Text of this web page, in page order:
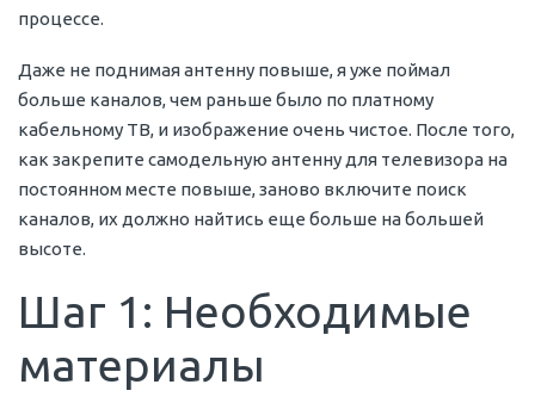
процессе.
Даже не поднимая антенну повыше, я уже поймал
больше каналов, чем раньше было по платному
кабельному ТВ, и изображение очень чистое. После того,
как закрепите самодельную антенну для телевизора на
постоянном месте повыше, заново включите поиск
каналов, их должно найтись еще больше на большей
высоте.
Шаг 1: Необходимые
материалы